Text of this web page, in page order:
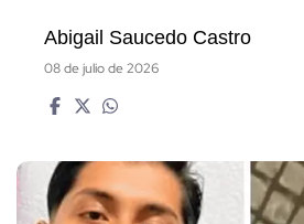
Abigail Saucedo Castro
08 de julio de 2026